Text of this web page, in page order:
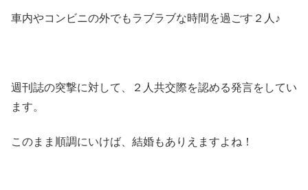
車内やコンビニの外でもラブラブな時間を過ごす２人♪
週刊誌の突撃に対して、２人共交際を認める発言をしてい
ます。
このまま順調にいけば、結婚もありえますよね！